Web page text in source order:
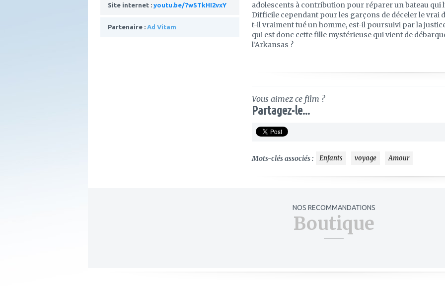
Site internet : youtu.be/7wSTkHI2vxY
Partenaire : Ad Vitam
adolescents à contribution pour réparer un bateau qui
Difficile cependant pour les garçons de déceler le vrai
t-il vraiment tué un homme, est-il poursuivi par la
qui est donc cette fille mystérieuse qui vient de
l’Arkansas ?
Vous aimez ce film ?
Partagez-le...
Mots-clés associés : Enfants voyage Amour
NOS RECOMMANDATIONS
Boutique